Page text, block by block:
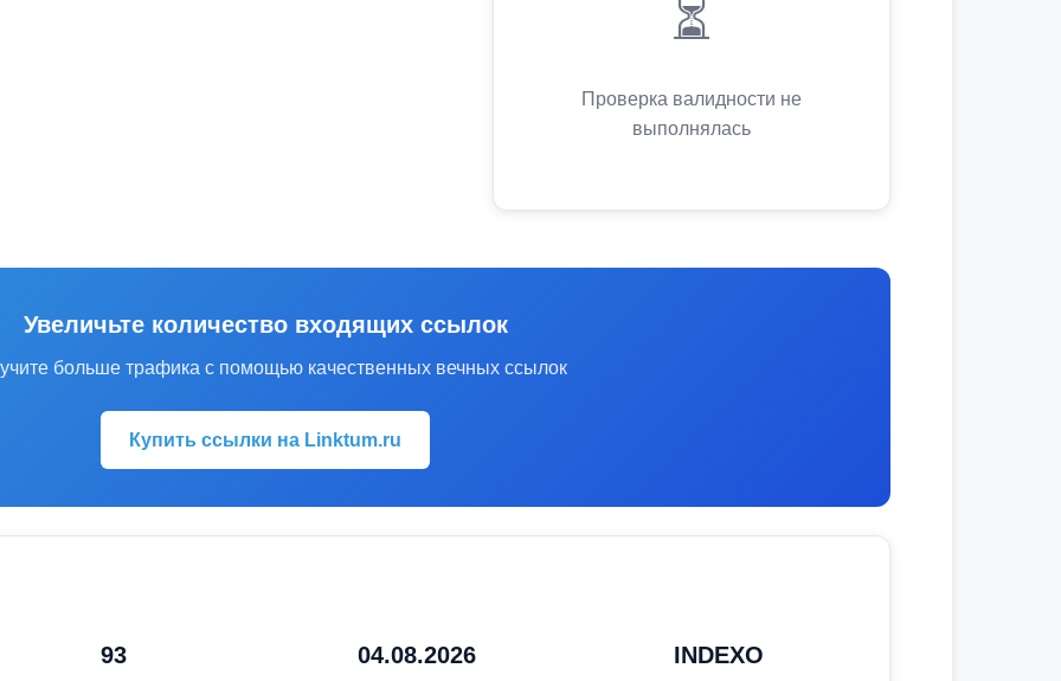
⏳
Проверка валидности не
выполнялась
Увеличьте количество входящих ссылок
больше трафика с помощью качественных вечных ссылок
Купить ссылки на Linktum.ru
93 04.08.2026 INDEXO